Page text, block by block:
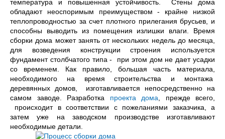
температура и повышенная устойчивость. Стены дома
обладают неоспоримым преимуществом - крайне низкой
теплопроводностью за счет плотного прилегания брусьев, и
способны выводить из помещения излишки влаги. Время
сборки дома может занять от нескольких недель до месяца,
для возведения конструкции строения используется
фундамент столбчатого типа - при этом дом не дает усадки
со временем. Как правило, большая часть материала,
необходимого на время строительства и монтажа
деревянных домов, изготавливается непосредственно на
самом заводе. Разработка проекта дома , прежде всего,
происходит в соответствии с пожеланиями заказчика, а
затем уже на заводском производстве изготавливают
необходимые детали.